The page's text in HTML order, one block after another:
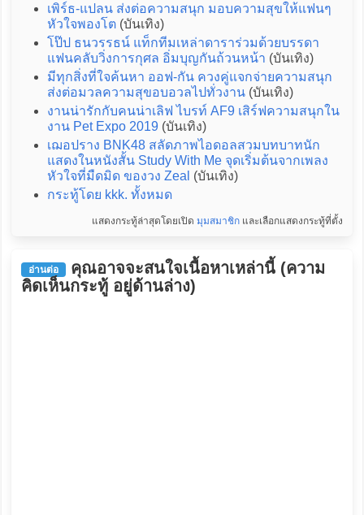
เพิร์ธ-แปลน ส่งต่อความสนุก มอบความสุขให้แฟนๆ
หัวใจพองโต(บันเทิง)
โป๊ป ธนวรรธน์ แท็กทีมเหล่าดาราร่วมด้วยบรรดา
แฟนคลับวิ่งการกุศล อิ่มบุญกันถ้วนหน้า (บันเทิง)
มีทุกสิ่งที่ใจค้นหา ออฟ-กัน ควงคู่แจกจ่ายความสนุก
ส่งต่อมวลความสุขอบอวลไปทั่วงาน(บันเทิง)
งานน่ารักกับคนน่าเลิฟ ไบรท์ AF9 เสิร์ฟความสนุกใน
งาน Pet Expo 2019(บันเทิง)
เฌอปราง BNK48 สลัดภาพไอดอลสวมบทบาทนัก
แสดงในหนังสั้น Study With Me จุดเริ่มต้นจากเพลง
หัวใจที่มืดมิด ของวง Zeal (บันเทิง)
กระทู้โดย kkk. ทั้งหมด
แสดงกระทู้ล่าสุดโดยเปิดมุมสมาชิก และเลือกแสดงกระทู้ที่ตั้ง
อ่านต่อ
คุณอาจจะสนใจเนื้อหาเหล่านี้ (ความ
คิดเห็นกระทู้ อยู่ด้านล่าง)